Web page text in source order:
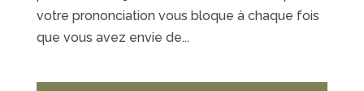
votre prononciation vous bloque à chaque fois
que vous avez envie de...